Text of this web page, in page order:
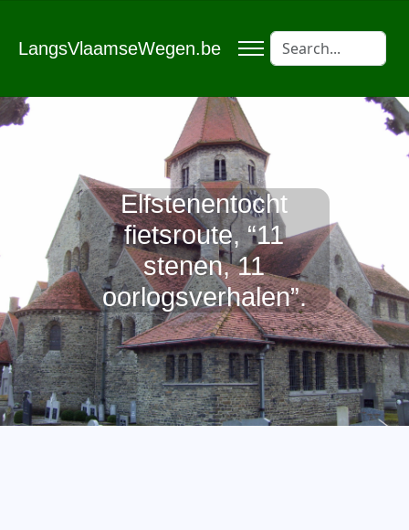
LangsVlaamseWegen.be
Elfstenentocht
fietsroute, “11
stenen, 11
oorlogsverhalen”.